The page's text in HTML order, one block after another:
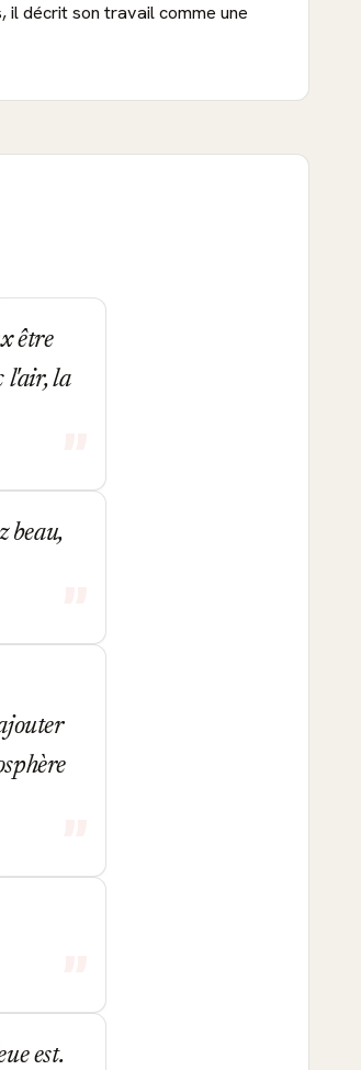
il décrit son travail comme une
être
l'air, la
beau,
est.